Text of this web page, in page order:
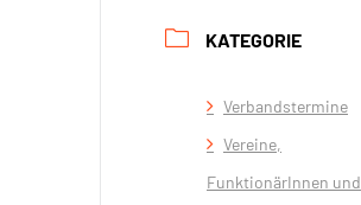
KATEGORIE
Verbandstermine
Vereine,
FunktionärInnen und